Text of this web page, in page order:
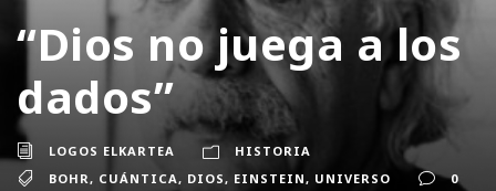
“Dios no juega a los
dados”
LOGOS ELKARTEA
HISTORIA
BOHR, CUÁNTICA, DIOS, EINSTEIN, UNIVERSO 0